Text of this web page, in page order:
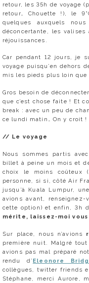
retour, les 35h de voyage
retour… Chouette !), le
quelques auxquels
déconcertante, les
réjouissances.
Car pendant 12 jours, je
voyage puisqu’en dehors
mis les pieds plus loin que
Gros besoin de
que c’est chose faite ! Et
break : avec un peu de
ce lundi matin… On y croit !
// Le voyage
Nous sommes partis avec
billet à peine un mois et
choix le moins coûteux
personne, si si, côté Air
jusqu’à Kuala Lumpur,
avions avant,
cette option) et enfin, 3h
mérite, laissez-moi
Sur place, nous n’avions
première nuit. Malgré
avions pas mal préparé
rendu d’ Eleonore
collègues, twitter friends
Stéphane, merci Aurore,